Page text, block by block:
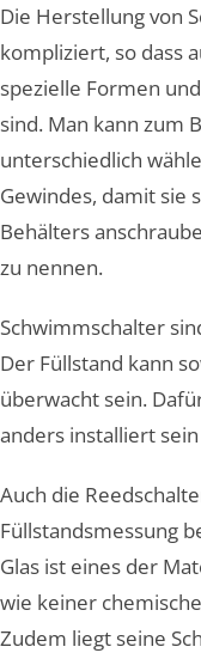
Die Herstellung von
kompliziert, so dass
spezielle Formen
sind. Man kann zum
unterschiedlich
Gewindes, damit sie
Behälters
zu nennen.
Schwimmschalter
Der Füllstand kann
überwacht sein.
anders installiert
Auch die
Füllstandsmessung
Glas ist eines der
wie keiner
Zudem liegt seine